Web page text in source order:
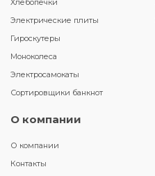
Хлебопечки
Электрические плиты
Гироскутеры
Моноколеса
Электросамокаты
Сортировщики банкнот
О компании
О компании
Контакты